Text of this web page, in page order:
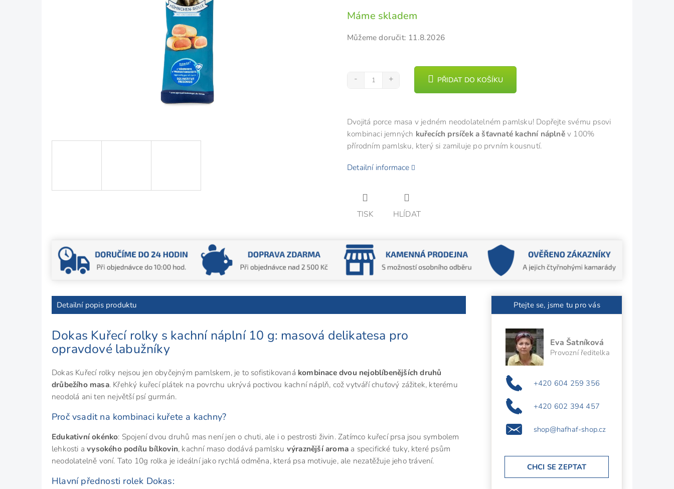
z
5
hvězdiček.
Máme skladem
Můžeme doručit: 11.8.2026
PŘIDAT DO KOŠÍKU
Dvojitá porce masa v jedném neodolatelném pamlsku! Dopřejte svému psovi
kombinaci jemných kuřecích prsíček a šťavnaté kachní náplněv 100%
přírodním pamlsku, který si zamiluje po prvním kousnutí.
Detailní informace
TISK HLÍDAT
Detailní popis produktu
Dokas Kuřecí rolky s kachní náplní 10 g: masová delikatesa pro
opravdové labužníky
Dokas Kuřecí rolky nejsou jen obyčejným pamlskem, je to sofistikovaná kombinace dvou nejoblíbenějších druhů
drůbežího masa. Křehký kuřecí plátek na povrchu ukrývá poctivou kachní náplň, což vytváří chuťový zážitek, kterému
neodolá ani ten největší psí gurmán.
Proč vsadit na kombinaci kuřete a kachny?
Edukativní okénko: Spojení dvou druhů mas není jen o chuti, ale i o pestrosti živin. Zatímco kuřecí prsa jsou symbolem
lehkosti avysokého podílu bílkovin, kachní maso dodává pamlsku výraznější aroma a specifické tuky, které psům
neodolatelně voní. Tato 10g rolka je ideální jako rychlá odměna, která psa motivuje, ale nezatěžuje jeho trávení.
Hlavní přednosti rolek Dokas:
Ptejte se, jsme tu pro vás
Eva Šatníková
Provozní ředitelka
+420 604 259 356
+420 602 394 457
shop@hafhaf-shop.cz
CHCI SE ZEPTAT